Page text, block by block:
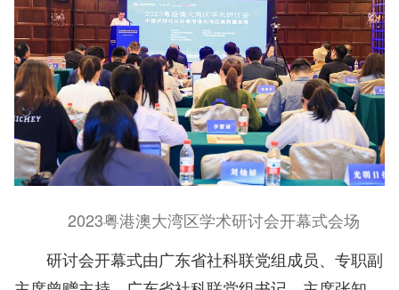
2023粤港澳大湾区学术研讨会开幕式会场
研讨会开幕式由广东省社科联党组成员、专职副